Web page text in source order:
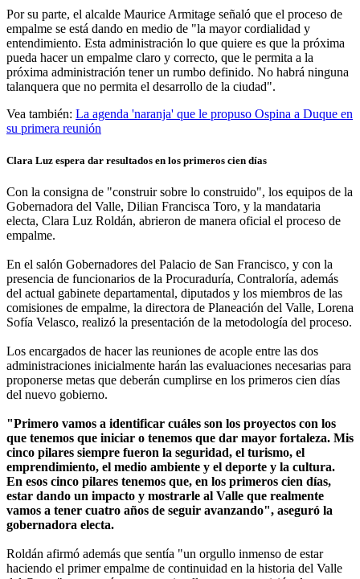
Por su parte, el alcalde Maurice Armitage señaló que el proceso de
empalme se está dando en medio de "la mayor cordialidad y
entendimiento. Esta administración lo que quiere es que la próxima
pueda hacer un empalme claro y correcto, que le permita a la
próxima administración tener un rumbo definido. No habrá ninguna
talanquera que no permita el desarrollo de la ciudad".
Vea también: La agenda 'naranja' que le propuso Ospina a Duque en
su primera reunión
Clara Luz espera dar resultados en los primeros cien días
Con la consigna de "construir sobre lo construido", los equipos de la
Gobernadora del Valle, Dilian Francisca Toro, y la mandataria
electa, Clara Luz Roldán, abrieron de manera oficial el proceso de
empalme.
En el salón Gobernadores del Palacio de San Francisco, y con la
presencia de funcionarios de la Procuraduría, Contraloría, además
del actual gabinete departamental, diputados y los miembros de las
comisiones de empalme, la directora de Planeación del Valle, Lorena
Sofía Velasco, realizó la presentación de la metodología del proceso.
Los encargados de hacer las reuniones de acople entre las dos
administraciones inicialmente harán las evaluaciones necesarias para
proponerse metas que deberán cumplirse en los primeros cien días
del nuevo gobierno.
"Primero vamos a identificar cuáles son los proyectos con los
que tenemos que iniciar o tenemos que dar mayor fortaleza. Mis
cinco pilares siempre fueron la seguridad, el turismo, el
emprendimiento, el medio ambiente y el deporte y la cultura.
En esos cinco pilares tenemos que, en los primeros cien días,
estar dando un impacto y mostrarle al Valle que realmente
vamos a tener cuatro años de seguir avanzando", aseguró la
gobernadora electa.
Roldán afirmó además que sentía "un orgullo inmenso de estar
haciendo el primer empalme de continuidad en la historia del Valle